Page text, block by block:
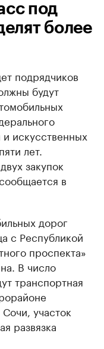
под
более
подрядчиков
будут
искусственных
лет.
закупок
в
дорог
с Республикой
проспекта»
В число
транспортная
участок
развязка